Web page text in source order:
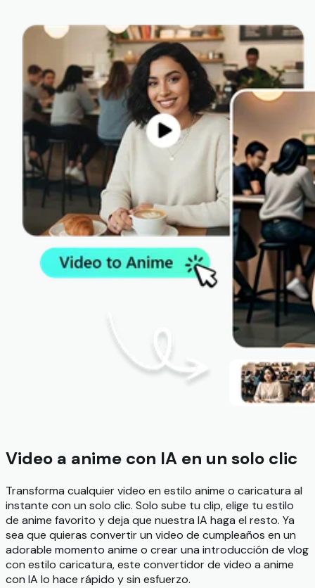
Video a anime con IA en un solo clic
Transforma cualquier video en estilo anime o caricatura al
instante con un solo clic. Solo sube tu clip, elige tu estilo
de anime favorito y deja que nuestra IA haga el resto. Ya
sea que quieras convertir un video de cumpleaños en un
adorable momento anime o crear una introducción de vlog
con estilo caricatura, este convertidor de video a anime
con IA lo hace rápido y sin esfuerzo.